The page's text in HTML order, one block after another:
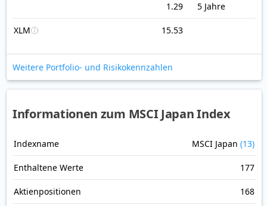
1.29
5 Jahre
XLM 15.53
Weitere Portfolio- und Risikokennzahlen
Informationen zum MSCI Japan Index
Indexname MSCI Japan (13)
Enthaltene Werte 177
Aktienpositionen 168